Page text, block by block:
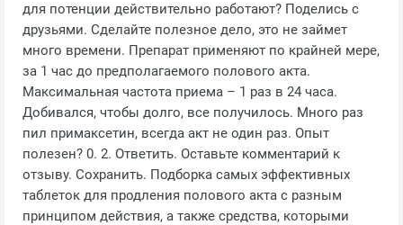
для потенции действительно работают? Поделись с
друзьями. Сделайте полезное дело, это не займет
много времени. Препарат применяют по крайней мере,
за 1 час до предполагаемого полового акта.
Максимальная частота приема – 1 раз в 24 часа.
Добивался, чтобы долго, все получилось. Много раз
пил примаксетин, всегда акт не один раз. Опыт
полезен? 0. 2. Ответить. Оставьте комментарий к
отзыву. Сохранить. Подборка самых эффективных
таблеток для продления полового акта с разным
принципом действия, а также средства, которыми